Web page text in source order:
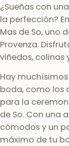
¿Sueñas con
la perfección?
Mas de So, uno
Provenza.
viñedos, colinas
Hay
boda, como los
para la
de So. Con una
cómodos y un
máximo de tu